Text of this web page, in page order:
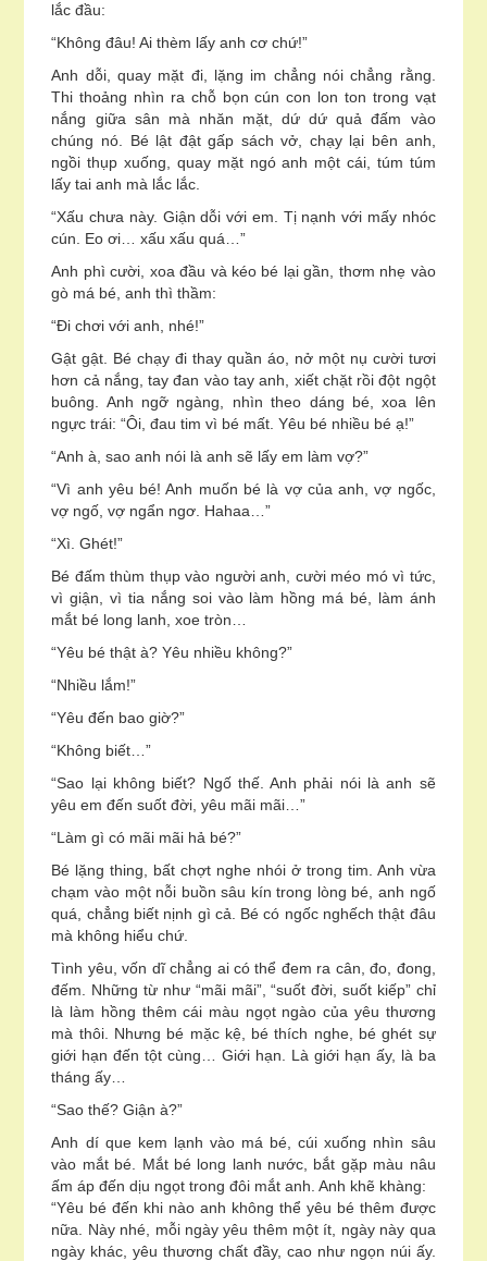
lắc đầu:
“Không đâu! Ai thèm lấy anh cơ chứ!”
Anh dỗi, quay mặt đi, lặng im chẳng nói chẳng rằng.
Thi thoảng nhìn ra chỗ bọn cún con lon ton trong vạt
nắng giữa sân mà nhăn mặt, dứ dứ quả đấm vào
chúng nó. Bé lật đật gấp sách vở, chạy lại bên anh,
ngồi thụp xuống, quay mặt ngó anh một cái, túm túm
lấy tai anh mà lắc lắc.
“Xấu chưa này. Giận dỗi với em. Tị nạnh với mấy nhóc
cún. Eo ơi… xấu xấu quá…”
Anh phì cười, xoa đầu và kéo bé lại gần, thơm nhẹ vào
gò má bé, anh thì thầm:
“Đi chơi với anh, nhé!”
Gật gật. Bé chạy đi thay quần áo, nở một nụ cười tươi
hơn cả nắng, tay đan vào tay anh, xiết chặt rồi đột ngột
buông. Anh ngỡ ngàng, nhìn theo dáng bé, xoa lên
ngực trái: “Ôi, đau tim vì bé mất. Yêu bé nhiều bé ạ!”
“Anh à, sao anh nói là anh sẽ lấy em làm vợ?”
“Vì anh yêu bé! Anh muốn bé là vợ của anh, vợ ngốc,
vợ ngố, vợ ngẩn ngơ. Hahaa…”
“Xì. Ghét!”
Bé đấm thùm thụp vào người anh, cười méo mó vì tức,
vì giận, vì tia nắng soi vào làm hồng má bé, làm ánh
mắt bé long lanh, xoe tròn…
“Yêu bé thật à? Yêu nhiều không?”
“Nhiều lắm!”
“Yêu đến bao giờ?”
“Không biết…”
“Sao lại không biết? Ngố thế. Anh phải nói là anh sẽ
yêu em đến suốt đời, yêu mãi mãi…”
“Làm gì có mãi mãi hả bé?”
Bé lặng thing, bất chợt nghe nhói ở trong tim. Anh vừa
chạm vào một nỗi buồn sâu kín trong lòng bé, anh ngố
quá, chẳng biết nịnh gì cả. Bé có ngốc nghếch thật đâu
mà không hiểu chứ.
Tình yêu, vốn dĩ chẳng ai có thể đem ra cân, đo, đong,
đếm. Những từ như “mãi mãi”, “suốt đời, suốt kiếp” chỉ
là làm hồng thêm cái màu ngọt ngào của yêu thương
mà thôi. Nhưng bé mặc kệ, bé thích nghe, bé ghét sự
giới hạn đến tột cùng… Giới hạn. Là giới hạn ấy, là ba
tháng ấy…
“Sao thế? Giận à?”
Anh dí que kem lạnh vào má bé, cúi xuống nhìn sâu
vào mắt bé. Mắt bé long lanh nước, bắt gặp màu nâu
ấm áp đến dịu ngọt trong đôi mắt anh. Anh khẽ khàng:
“Yêu bé đến khi nào anh không thể yêu bé thêm được
nữa. Này nhé, mỗi ngày yêu thêm một ít, ngày này qua
ngày khác, yêu thương chất đầy, cao như ngọn núi ấy.